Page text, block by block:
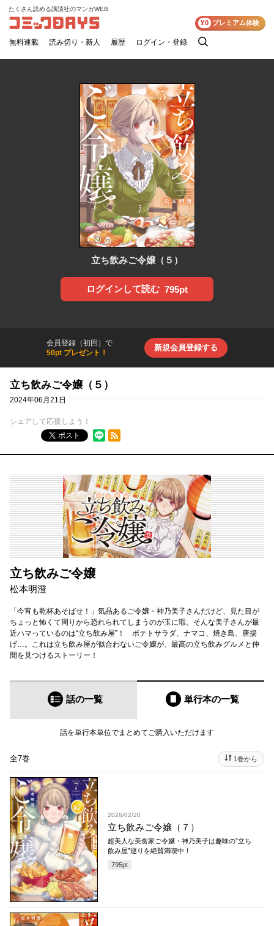
コミックDAYS
たくさん読める講談社のマンガWEB
無料連載 読み切り・新人 履歴 ログイン・登録
検
¥0 プレミアム体験
立ち飲みご令嬢（５）
ログインして読む 795pt
会員登録（初回）で
50pt プレゼント！
新規会員登録する
立ち飲みご令嬢（５）
2024年06月21日
シェアして応援しよう！
ポスト
RSSフィード
立ち飲みご令嬢
松本明澄
「今宵も乾杯あそばせ！」気品あるご令嬢・神乃美子さんだけど、見た目が
ちょっと怖くて周りから恐れられてしまうのが玉に瑕。そんな美子さんが最
近ハマっているのは“立ち飲み屋”！ ポテトサラダ、ナマコ、焼き鳥、唐揚
げ…。これは立ち飲み屋が似合わないご令嬢が、最高の立ち飲みグルメと仲
間を見つけるストーリー！
話の一覧 単行本の一覧
話を単行本単位でまとめてご購入いただけます
全7巻 1巻から
2026/02/20
立ち飲みご令嬢（７）
超美人な美食家ご令嬢・神乃美子は趣味の”立ち
飲み屋”巡りを絶賛満喫中！
795pt